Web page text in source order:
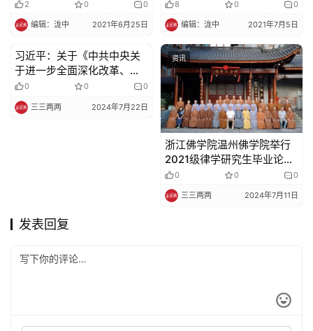
2 0 0
编辑：泷中 2021年6月25日
8 0 0
编辑：泷中 2021年7月5日
资讯
习近平：关于《中共中央关
于进一步全面深化改革、推
进中国式现代化的决定》的
说明
0 0 0
三三两两 2024年7月22日
资讯
浙江佛学院温州佛学院举行
2021级律学研究生毕业论文
答辩会暨毕业典礼
0 0 0
三三两两 2024年7月11日
发表回复